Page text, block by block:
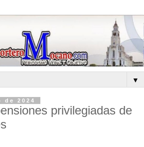
▼
de 2024
privilegiadas de